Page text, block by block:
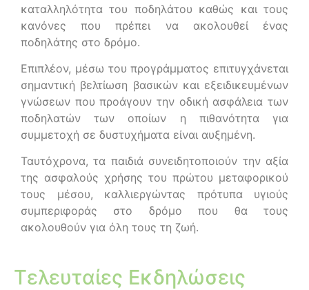
καταλληλότητα του ποδηλάτου καθώς και τους
κανόνες που πρέπει να ακολουθεί ένας
ποδηλάτης στο δρόμο.
Επιπλέον, μέσω του προγράμματος επιτυγχάνεται
σημαντική βελτίωση βασικών και εξειδικευμένων
γνώσεων που προάγουν την οδική ασφάλεια των
ποδηλατών των οποίων η πιθανότητα για
συμμετοχή σε δυστυχήματα είναι αυξημένη.
Ταυτόχρονα, τα παιδιά συνειδητοποιούν την αξία
της ασφαλούς χρήσης του πρώτου μεταφορικού
τους μέσου, καλλιεργώντας πρότυπα υγιούς
συμπεριφοράς στο δρόμο που θα τους
ακολουθούν για όλη τους τη ζωή.
Τελευταίες Εκδηλώσεις